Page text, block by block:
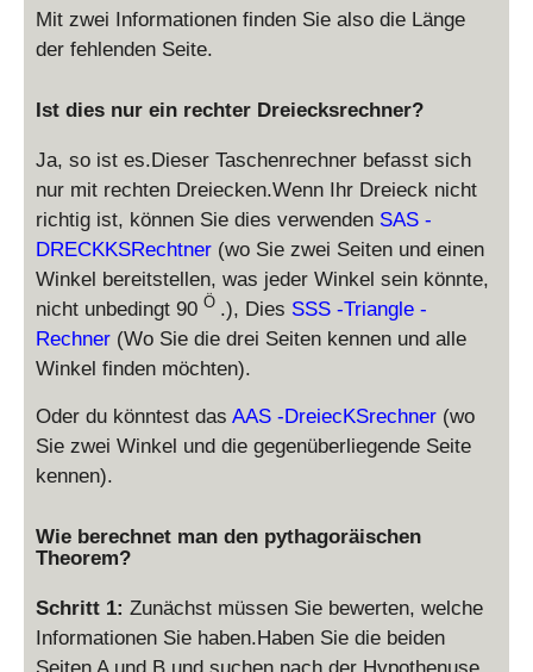
Mit zwei Informationen finden Sie also die Länge
der fehlenden Seite.
Ist dies nur ein rechter Dreiecksrechner?
Ja, so ist es.Dieser Taschenrechner befasst sich
nur mit rechten Dreiecken.Wenn Ihr Dreieck nicht
richtig ist, können Sie dies verwenden SAS -
DRECKKSRechtner (wo Sie zwei Seiten und einen
Winkel bereitstellen, was jeder Winkel sein könnte,
nicht unbedingt 90 Ö .), Dies SSS -Triangle -
Rechner (Wo Sie die drei Seiten kennen und alle
Winkel finden möchten).
Oder du könntest das AAS -DreiecKSrechner (wo
Sie zwei Winkel und die gegenüberliegende Seite
kennen).
Wie berechnet man den pythagoräischen
Theorem?
Schritt 1: Zunächst müssen Sie bewerten, welche
Informationen Sie haben.Haben Sie die beiden